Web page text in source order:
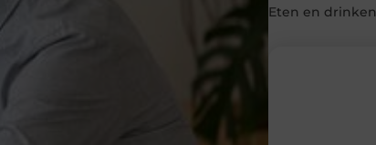
Eten en drinken